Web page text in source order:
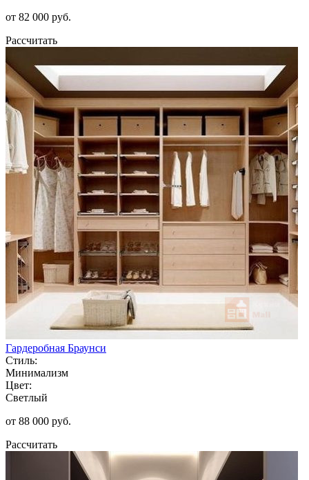
от 82 000 руб.
Рассчитать
Гардеробная Браунси
Стиль:
Минимализм
Цвет:
Светлый
от 88 000 руб.
Рассчитать